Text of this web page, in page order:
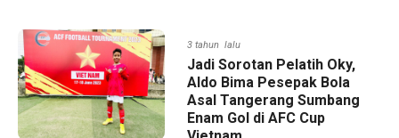
3 tahun lalu
Jadi Sorotan Pelatih Oky,
Aldo Bima Pesepak Bola
Asal Tangerang Sumbang
Enam Gol di AFC Cup